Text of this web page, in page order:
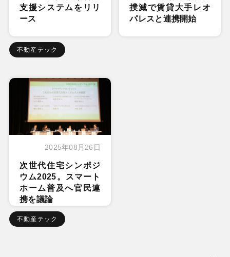
支援システムをリリ
ース
不動産テック
撲滅で賃貸大手レオ
パレスと連携開始
2025年08月26日
次世代住宅シンポジ
ウム2025。スマート
ホーム普及へ官民連
携を議論
不動産テック